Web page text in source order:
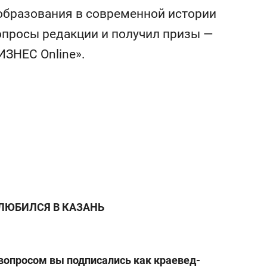
в современной истории
редакции и получил призы —
Online».
В КАЗАНЬ
вы подписались как краевед-
для меня это